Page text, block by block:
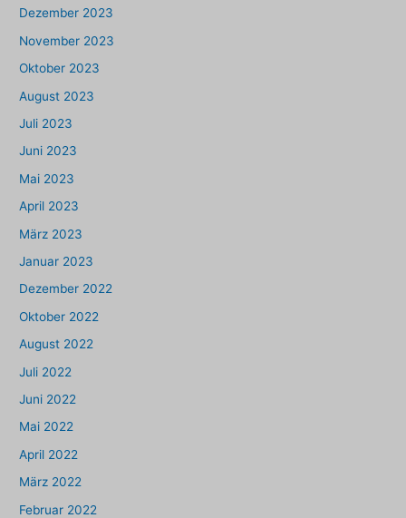
Dezember 2023
November 2023
Oktober 2023
August 2023
Juli 2023
Juni 2023
Mai 2023
April 2023
März 2023
Januar 2023
Dezember 2022
Oktober 2022
August 2022
Juli 2022
Juni 2022
Mai 2022
April 2022
März 2022
Februar 2022